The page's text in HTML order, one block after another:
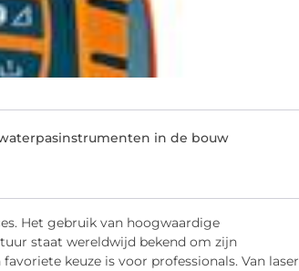
in de bouw
Het gebruik van hoogwaardige
staat wereldwijd bekend om zijn
keuze is voor professionals. Van laser